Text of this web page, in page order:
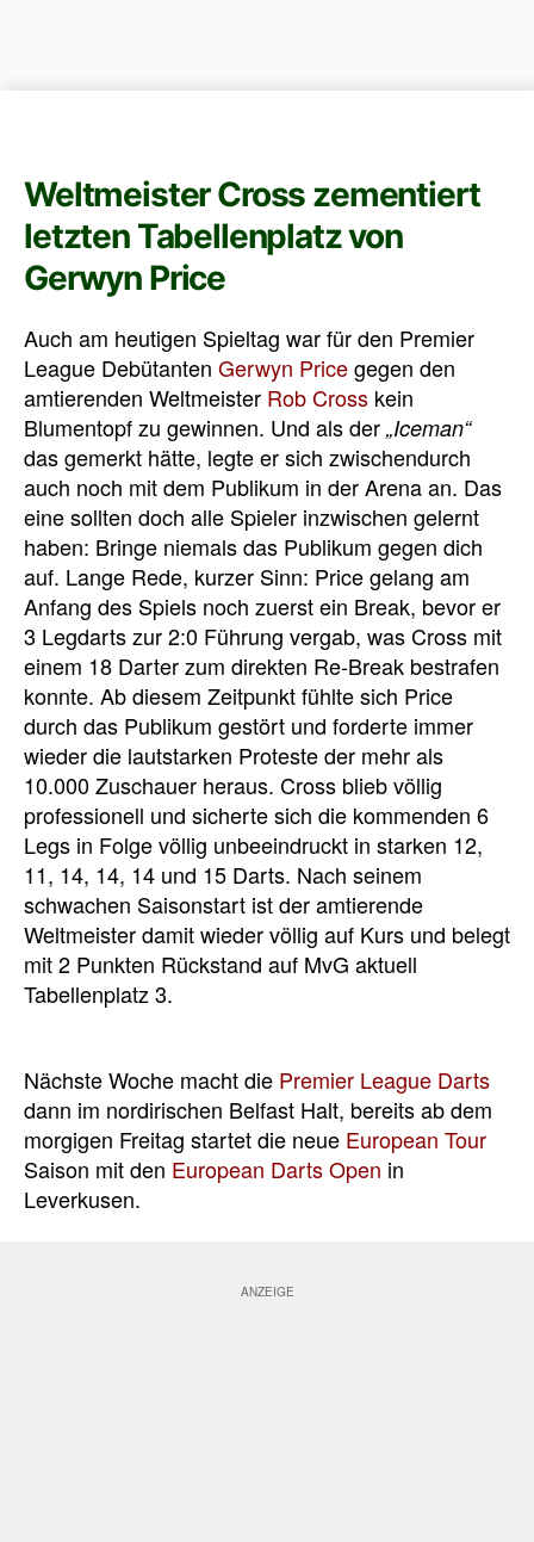
Weltmeister Cross zementiert
letzten Tabellenplatz von
Gerwyn Price
Auch am heutigen Spieltag war für den Premier
League Debütanten Gerwyn Pricegegen den
amtierenden Weltmeister Rob Cross kein
Blumentopf zu gewinnen. Und als der „Iceman“
das gemerkt hätte, legte er sich zwischendurch
auch noch mit dem Publikum in der Arena an. Das
eine sollten doch alle Spieler inzwischen gelernt
haben: Bringe niemals das Publikum gegen dich
auf. Lange Rede, kurzer Sinn: Price gelang am
Anfang des Spiels noch zuerst ein Break, bevor er
3 Legdarts zur 2:0 Führung vergab, was Cross mit
einem 18 Darter zum direkten Re-Break bestrafen
konnte. Ab diesem Zeitpunkt fühlte sich Price
durch das Publikum gestört und forderte immer
wieder die lautstarken Proteste der mehr als
10.000 Zuschauer heraus. Cross blieb völlig
professionell und sicherte sich die kommenden 6
Legs in Folge völlig unbeeindruckt in starken 12,
11, 14, 14, 14 und 15 Darts. Nach seinem
schwachen Saisonstart ist der amtierende
Weltmeister damit wieder völlig auf Kurs und belegt
mit 2 Punkten Rückstand auf MvG aktuell
Tabellenplatz 3.
Nächste Woche macht die Premier League Darts
dann im nordirischen Belfast Halt, bereits ab dem
morgigen Freitag startet die neue European Tour
Saison mit den European Darts Open in
Leverkusen.